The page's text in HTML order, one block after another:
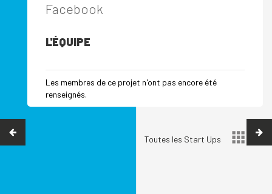
Facebook
L'ÉQUIPE
Les membres de ce projet n'ont pas encore été
renseignés.
Toutes les Start Ups